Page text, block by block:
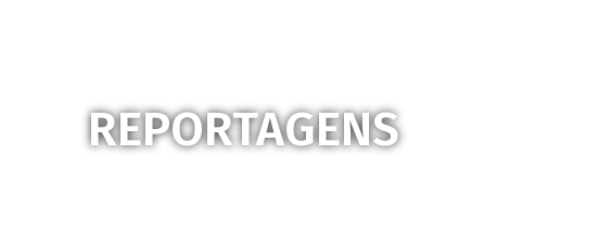
REPORTAGENS